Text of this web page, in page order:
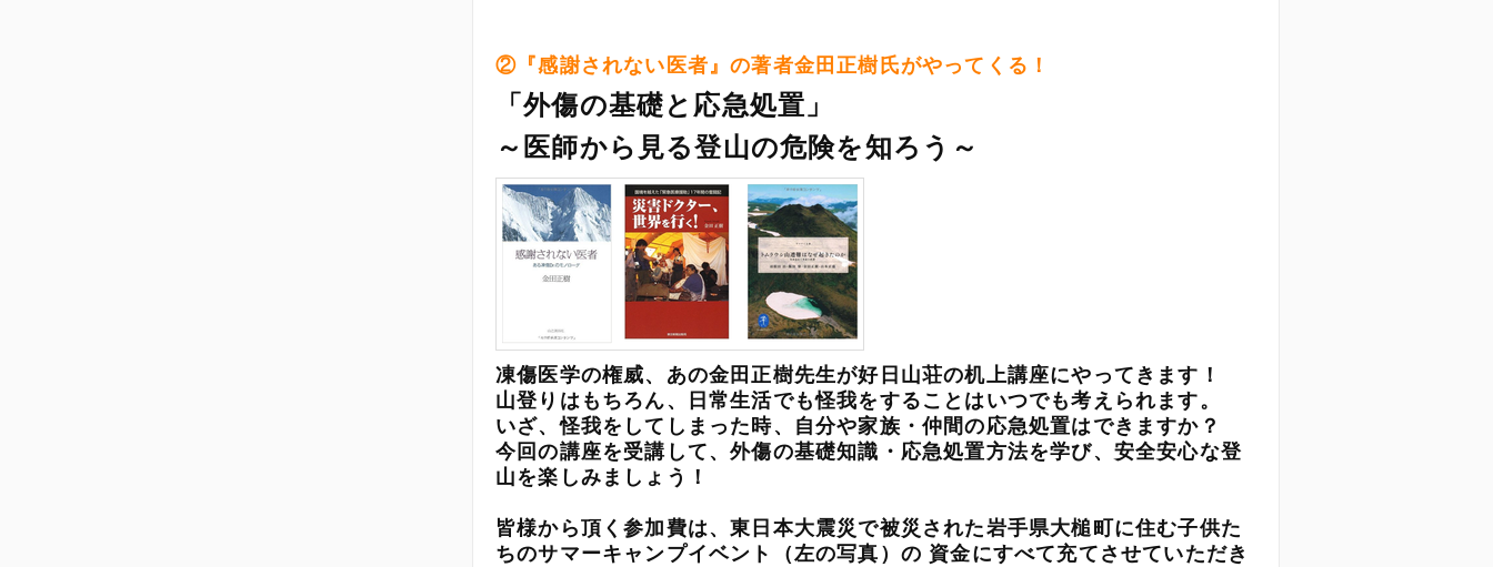
②『感謝されない医者』の著者金田正樹氏がやってくる！
「外傷の基礎と応急処置」
～医師から見る登山の危険を知ろう～
凍傷医学の権威、あの金田正樹先生が好日山荘の机上講座にやってきます！
山登りはもちろん、日常生活でも怪我をすることはいつでも考えられます。
いざ、怪我をしてしまった時、自分や家族・仲間の応急処置はできますか？
今回の講座を受講して、外傷の基礎知識・応急処置方法を学び、安全安心な登
山を楽しみましょう！
皆様から頂く参加費は、東日本大震災で被災された岩手県大槌町に住む子供た
ちのサマーキャンプイベント（左の写真）の 資金にすべて充てさせていただき